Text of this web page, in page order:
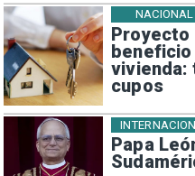
Proyecto
vivienda:
cupos
NACIONAL
Papa